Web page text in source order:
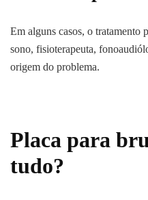
Em alguns casos, o tratamento
sono, fisioterapeuta,
origem do problema.
Placa para
tudo?